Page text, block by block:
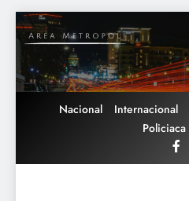
Saltar
al
contenido
Nacional Internacional
Policiaca